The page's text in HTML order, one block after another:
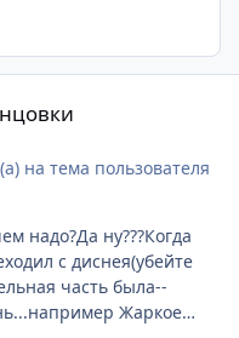
на тема пользователя
надо?Да ну???Когда
с диснея(убейте
часть была--
Жаркое